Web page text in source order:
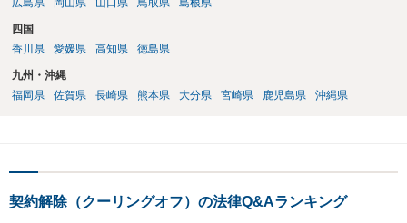
広島県
岡山県 山口県 鳥取県 島根県
四国
香川県
愛媛県 高知県 徳島県
九州・沖縄
福岡県
佐賀県 長崎県 熊本県 大分県 宮崎県 鹿児島県 沖縄県
契約解除（クーリングオフ）の法律Q&Aランキング